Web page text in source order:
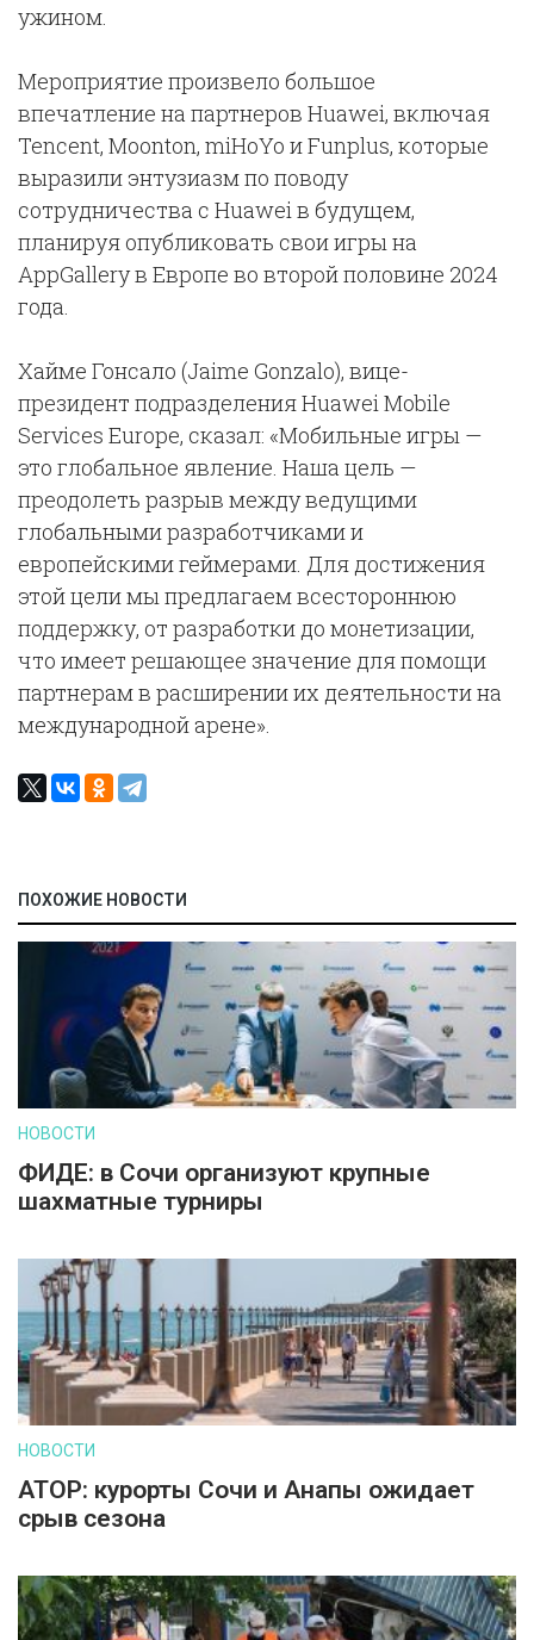
ужином.
Мероприятие произвело большое
впечатление на партнеров Huawei, включая
Tencent, Moonton, miHoYo и Funplus, которые
выразили энтузиазм по поводу
сотрудничества с Huawei в будущем,
планируя опубликовать свои игры на
AppGallery в Европе во второй половине 2024
года.
Хайме Гонсало (Jaime Gonzalo), вице-
президент подразделения Huawei Mobile
Services Europe, сказал: «Мобильные игры —
это глобальное явление. Наша цель —
преодолеть разрыв между ведущими
глобальными разработчиками и
европейскими геймерами. Для достижения
этой цели мы предлагаем всестороннюю
поддержку, от разработки до монетизации,
что имеет решающее значение для помощи
партнерам в расширении их деятельности на
международной арене».
ПОХОЖИЕ НОВОСТИ
НОВОСТИ
ФИДЕ: в Сочи организуют крупные
шахматные турниры
НОВОСТИ
АТОР: курорты Сочи и Анапы ожидает
срыв сезона